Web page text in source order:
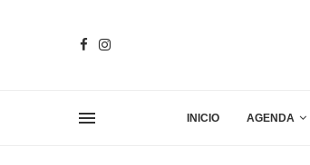
INICIO AGENDA